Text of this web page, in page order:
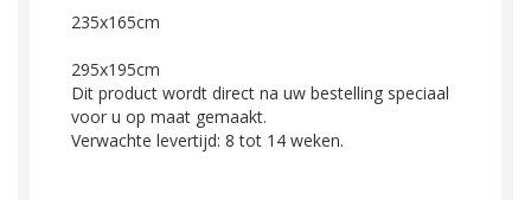
235x165cm
295x195cm
Dit product wordt direct na uw bestelling speciaal
voor u op maat gemaakt.
Verwachte levertijd: 8 tot 14 weken.